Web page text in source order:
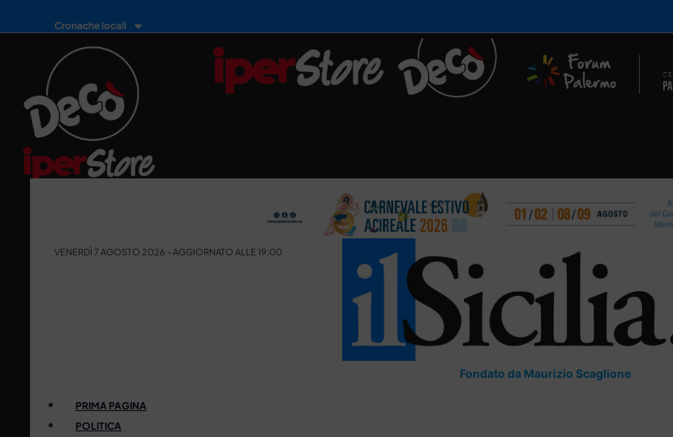
Cronache locali
VENERDÌ 7 AGOSTO 2026 - AGGIORNATO ALLE 19:00
Fondato da Maurizio Scaglione
PRIMA PAGINA
POLITICA